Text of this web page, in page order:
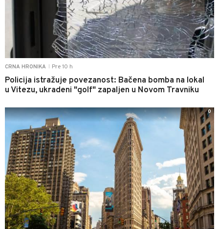
CRNA HRONIKA Pre 10 h
Policija istražuje povezanost: Bačena bomba na lokal
u Vitezu, ukradeni "golf" zapaljen u Novom Travniku
0